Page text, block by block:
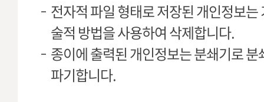
전자적 파일 형태로 저장된 개인정보는
술적 방법을 사용하여 삭제합니다.
종이에 출력된 개인정보는 분쇄기로
파기합니다.